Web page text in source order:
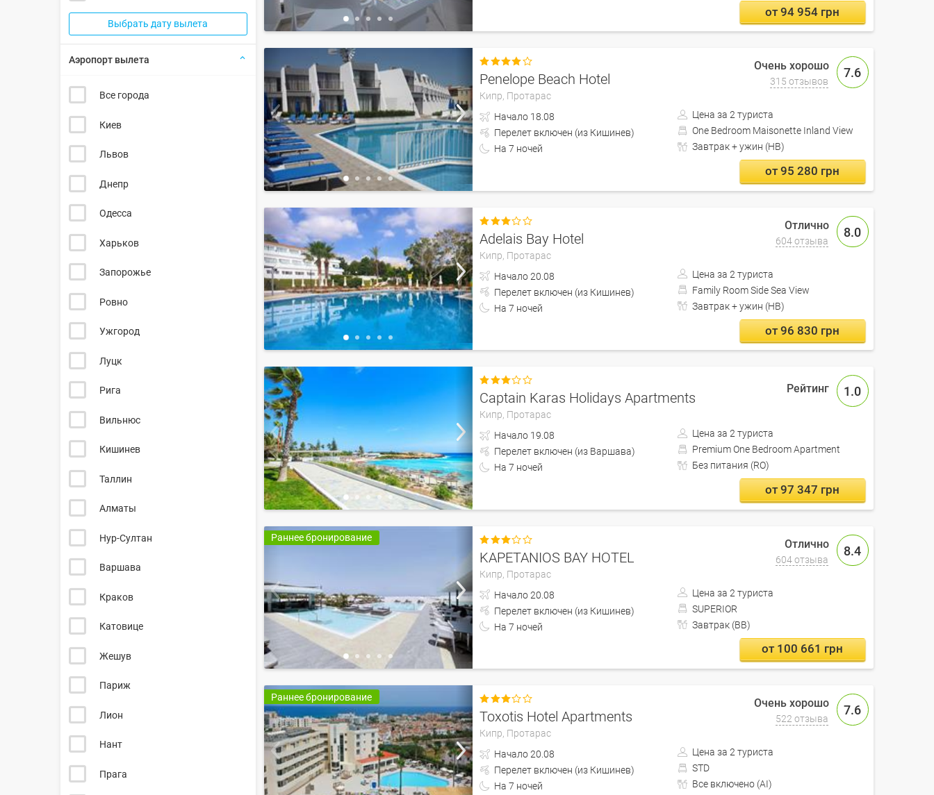
Выбрать дату вылета
Аэропорт вылета
Все города
Киев
Львов
Днепр
Одесса
Харьков
Запорожье
Ровно
Ужгород
Луцк
Рига
Вильнюс
Кишинев
Таллин
Алматы
Нур-Султан
Варшава
Краков
Катовице
Жешув
Париж
Лион
Нант
Прага
от 94 954 грн
7.6
315 отзывов

Penelope Beach Hotel
Кипр, Протарас
Начало 18.08
Перелет включен (из Кишинев)
На7 ночей
Цена за 2 туриста
One Bedroom Maisonette Inland View
Завтрак + ужин (HB)
от 95 280 грн
8.0
604 отзыва

Adelais Bay Hotel
Кипр, Протарас
Начало20.08
Перелет включен (из Кишинев)
На7 ночей
Цена за 2 туриста
Family Room Side Sea View
Завтрак + ужин (HB)
от 96 830 грн
1.0

Captain Karas Holidays Apartments
Кипр, Протарас
Начало 19.08
Перелет включен (из Варшава)
На7 ночей
Цена за 2 туриста
Premium One Bedroom Apartment
Без питания (RO)
от 97 347 грн
Раннее бронирование
8.4
604 отзыва

KAPETANIOS BAY HOTEL
Кипр, Протарас
Начало20.08
Перелет включен (из Кишинев)
На7 ночей
Цена за 2 туриста
SUPERIOR
Завтрак (BB)
от 100 661 грн
Раннее бронирование
7.6
522 отзыва

Toxotis Hotel Apartments
Кипр, Протарас
Начало20.08
Перелет включен (из Кишинев)
На7 ночей
Цена за 2 туриста
STD
Все включено (AI)